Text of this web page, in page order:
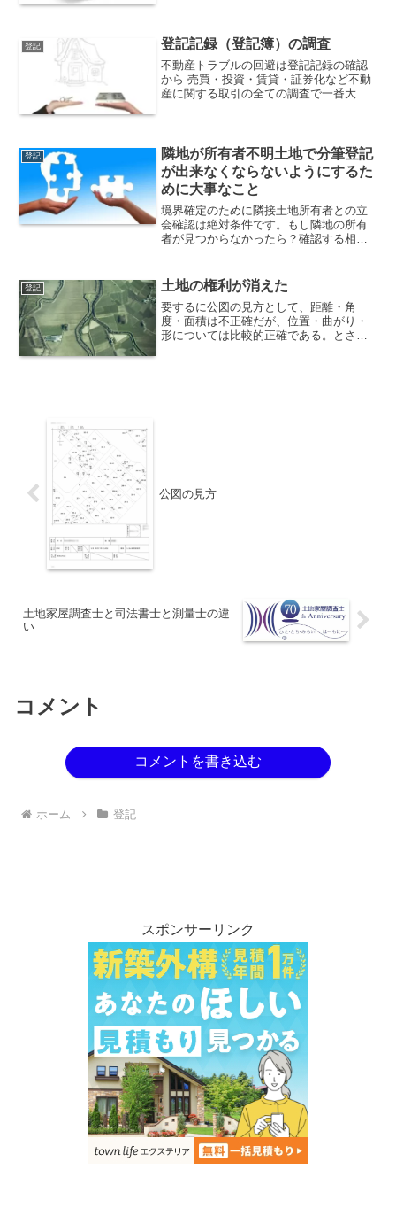
せん。
登記 登記記録（登記簿）の調査
不動産トラブルの回避は登記記録の確認
から 売買・投資・賃貸・証券化など不動
産に関する取引の全ての調査で一番大事
であれ、初めに確認しておきたい重要事
項が対象不動産の所有者です。
登記
隣地が所有者不明土地で分筆登記
が出来なくならないようにするた
めに大事なこと
境界確定のために隣接土地所有者との立
会確認は絶対条件です。もし隣地の所有
者が見つからなかったら？確認する相手
記ができず、財産価値が大きく下がって
しまいます。
登記 土地の権利が消えた
要するに公図の見方として、距離・角
度・面積は不正確だが、位置・曲がり・
形については比較的正確である。とされ
公図の見方
土地家屋調査士と司法書士と測量士の違
い
コメント
コメントを書き込む
ホーム 登記
スポンサーリンク